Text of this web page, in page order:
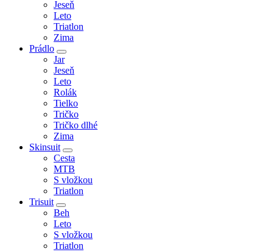
Jeseň
Leto
Triatlon
Zima
Prádlo
Jar
Jeseň
Leto
Rolák
Tielko
Tričko
Tričko dlhé
Zima
Skinsuit
Cesta
MTB
S vložkou
Triatlon
Trisuit
Beh
Leto
S vložkou
Triatlon